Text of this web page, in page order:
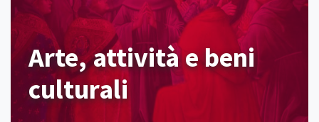
Arte, attività e beni
culturali